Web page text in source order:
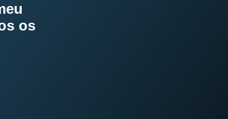
os